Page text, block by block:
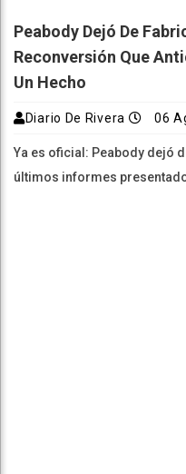
Peabody Dejó De
Reconversión Que
Un Hecho
Diario De Rivera 06
Ya es oficial: Peabody dejó
últimos informes